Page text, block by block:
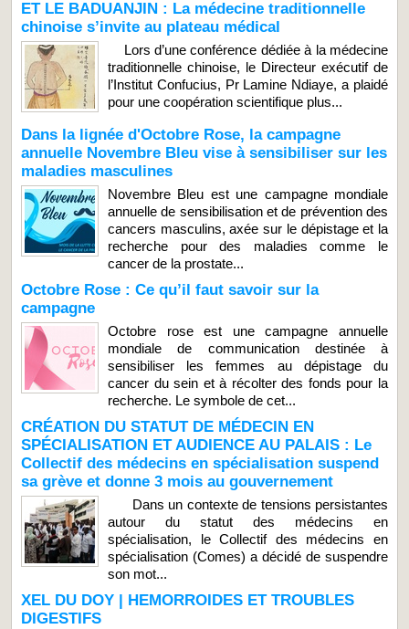
ET LE BADUANJIN : La médecine traditionnelle
chinoise s’invite au plateau médical
Lors d’une conférence dédiée à la médecine
traditionnelle chinoise, le Directeur exécutif de
l’Institut Confucius, Pr Lamine Ndiaye, a plaidé
pour une coopération scientifique plus...
Dans la lignée d'Octobre Rose, la campagne
annuelle Novembre Bleu vise à sensibiliser sur les
maladies masculines
Novembre Bleu est une campagne mondiale
annuelle de sensibilisation et de prévention des
cancers masculins, axée sur le dépistage et la
recherche pour des maladies comme le
cancer de la prostate...
Octobre Rose : Ce qu’il faut savoir sur la
campagne
Octobre rose est une campagne annuelle
mondiale de communication destinée à
sensibiliser les femmes au dépistage du
cancer du sein et à récolter des fonds pour la
recherche. Le symbole de cet...
CRÉATION DU STATUT DE MÉDECIN EN
SPÉCIALISATION ET AUDIENCE AU PALAIS : Le
Collectif des médecins en spécialisation suspend
sa grève et donne 3 mois au gouvernement
Dans un contexte de tensions persistantes
autour du statut des médecins en
spécialisation, le Collectif des médecins en
spécialisation (Comes) a décidé de suspendre
son mot...
XEL DU DOY | HEMORROIDES ET TROUBLES
DIGESTIFS